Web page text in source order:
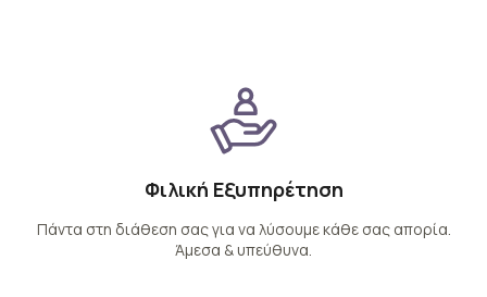
Φιλική Εξυπηρέτηση
Πάντα στη διάθεση σας για να λύσουμε κάθε σας απορία.
Άμεσα & υπεύθυνα.